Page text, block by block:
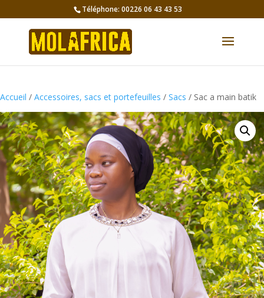
Téléphone: 00226 06 43 43 53
Accueil / Accessoires, sacs et portefeuilles / Sacs / Sac a main batik